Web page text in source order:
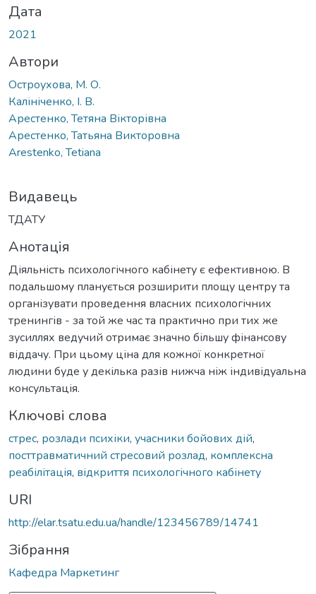
Дата
2021
Автори
Остроухова, М. О.
Калініченко, І. В.
Арестенко, Тетяна Вікторівна
Арестенко, Татьяна Викторовна
Arestenko, Tetiana
Видавець
ТДАТУ
Анотація
Діяльність психологічного кабінету є ефективною. В
подальшому планується розширити площу центру та
організувати проведення власних психологічних
тренингів - за той же час та практично при тих же
зусиллях ведучий отримає значно більшу фінансову
віддачу. При цьому ціна для кожної конкретної
людини буде у декілька разів нижча ніж індивідуальна
консультація.
Ключові слова
стрес, розлади психіки, учасники бойових дій,
посттравматичний стресовий розлад, комплексна
реабілітація, відкриття психологічного кабінету
URI
http://elar.tsatu.edu.ua/handle/123456789/14741
Зібрання
Кафедра Маркетинг